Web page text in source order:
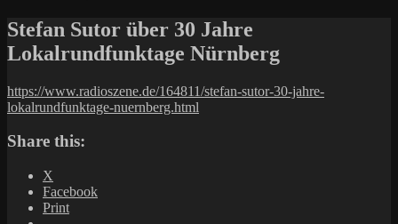
Stefan Sutor über 30 Jahre
Lokalrundfunktage Nürnberg
https://www.radioszene.de/164811/stefan-sutor-30-jahre-
lokalrundfunktage-nuernberg.html
Share this:
X
Facebook
Print